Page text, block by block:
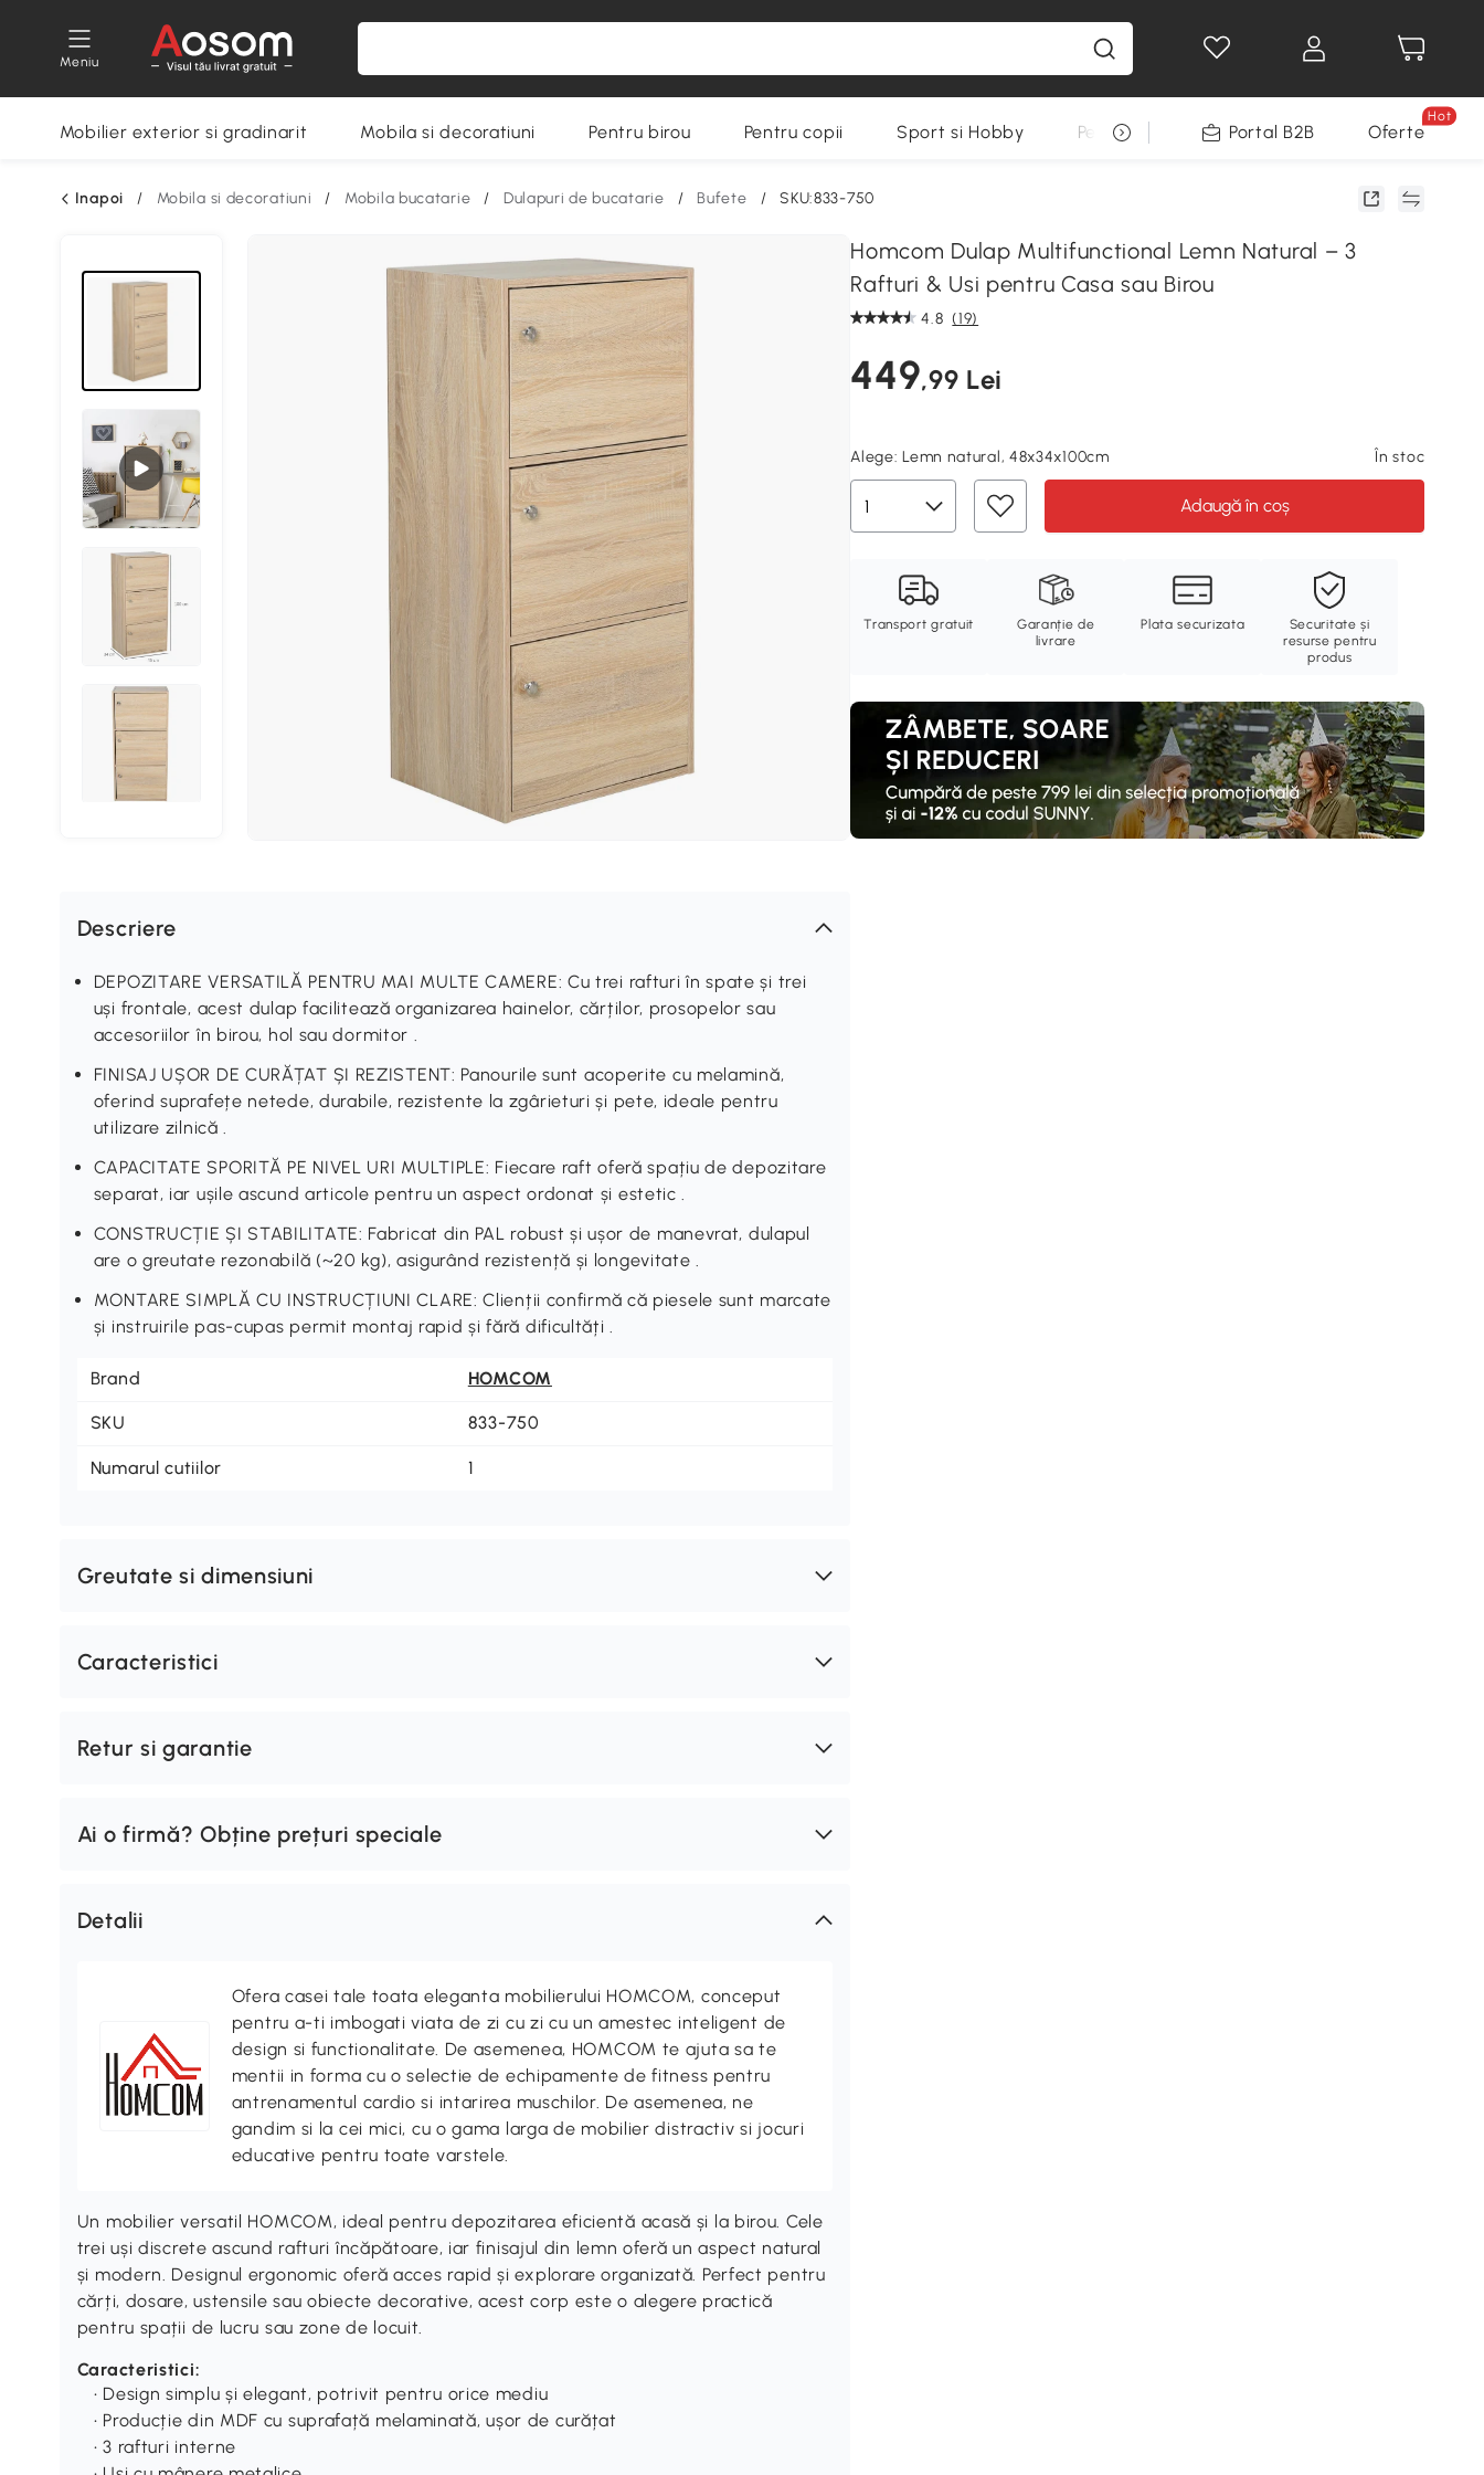
Meniu
Mobilier exterior si gradinarit Mobila si decoratiuni Pentru birou Pentru copii Sport si Hobby Pentru animale Decoratiuni Sarbatori
Portal B2B Oferte
Hot
Inapoi / Mobila si decoratiuni / Mobila bucatarie / Dulapuri de bucatarie / Bufete / SKU:833-750
Homcom Dulap Multifunctional Lemn Natural – 3
Rafturi & Usi pentru Casa sau Birou
4.8 (19)
449,99 Lei
Alege:Lemn natural, 48x34x100cm În stoc
Adaugă în coș
Transport gratuit
Garanție de
livrare
Plata securizata
Securitate și
resurse pentru
produs
Descriere
DEPOZITARE VERSATILĂ PENTRU MAI MULTE CAMERE: Cu trei rafturi în spate și trei
uși frontale, acest dulap facilitează organizarea hainelor, cărților, prosopelor sau
accesoriilor în birou, hol sau dormitor .
FINISAJ UȘOR DE CURĂȚAT ȘI REZISTENT: Panourile sunt acoperite cu melamină,
oferind suprafețe netede, durabile, rezistente la zgârieturi și pete, ideale pentru
utilizare zilnică .
CAPACITATE SPORITĂ PE NIVEL URI MULTIPLE: Fiecare raft oferă spațiu de depozitare
separat, iar ușile ascund articole pentru un aspect ordonat și estetic .
CONSTRUCȚIE ȘI STABILITATE: Fabricat din PAL robust și ușor de manevrat, dulapul
are o greutate rezonabilă (~20 kg), asigurând rezistență și longevitate .
MONTARE SIMPLĂ CU INSTRUCȚIUNI CLARE: Clienții confirmă că piesele sunt marcate
și instruirile pas-cupas permit montaj rapid și fără dificultăți .
Brand HOMCOM
SKU 833-750
Numarul cutiilor 1
Greutate si dimensiuni
Caracteristici
Retur si garantie
Ai o firmă? Obține prețuri speciale
Detalii
Ofera casei tale toata eleganta mobilierului HOMCOM, conceput
pentru a-ti imbogati viata de zi cu zi cu un amestec inteligent de
design si functionalitate. De asemenea, HOMCOM te ajuta sa te
mentii in forma cu o selectie de echipamente de fitness pentru
antrenamentul cardio si intarirea muschilor. De asemenea, ne
gandim si la cei mici, cu o gama larga de mobilier distractiv si jocuri
educative pentru toate varstele.
Un mobilier versatil HOMCOM, ideal pentru depozitarea eficientă acasă și la birou. Cele
trei uși discrete ascund rafturi încăpătoare, iar finisajul din lemn oferă un aspect natural
și modern. Designul ergonomic oferă acces rapid și explorare organizată. Perfect pentru
cărți, dosare, ustensile sau obiecte decorative, acest corp este o alegere practică
pentru spații de lucru sau zone de locuit.
Caracteristici:
• Design simplu și elegant, potrivit pentru orice mediu
• Producție din MDF cu suprafață melaminată, ușor de curățat
• 3 rafturi interne